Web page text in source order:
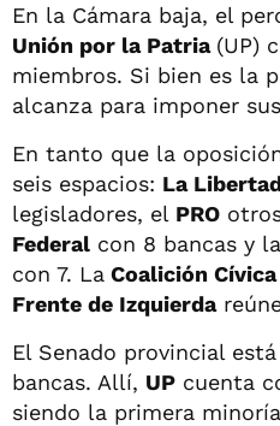
En la Cámara baja, el
Unión por la Patria (UP)
miembros. Si bien es la
alcanza para imponer
En tanto que la
seis espacios: La
legisladores, el PRO
Federal con 8 bancas y la
con 7. La Coalición Cívica
Frente de Izquierda
El Senado provincial
bancas. Allí, UP cuenta
siendo la primera